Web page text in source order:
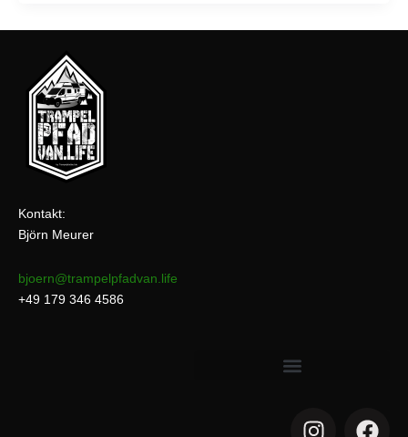
Kontakt:
Björn Meurer
bjoern@trampelpfadvan.life
+49 179 346 4586
I
F